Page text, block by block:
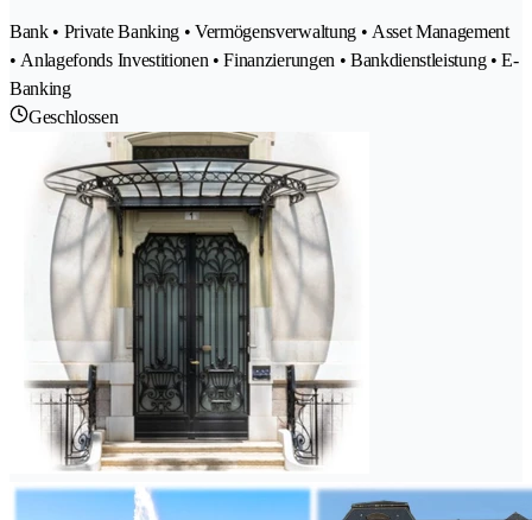
Bank • Private Banking • Vermögensverwaltung • Asset Management
• Anlagefonds Investitionen • Finanzierungen • Bankdienstleistung • E-
Banking
Geschlossen